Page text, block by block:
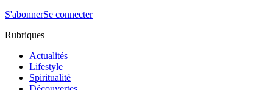
S'abonnerSe connecter
Rubriques
Actualités
Lifestyle
Spiritualité